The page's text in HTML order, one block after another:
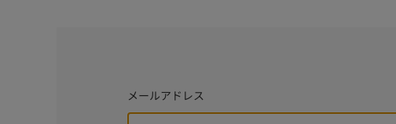
メールアドレス